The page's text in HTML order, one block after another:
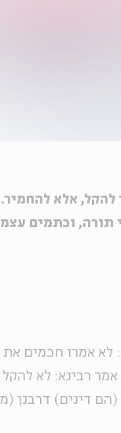
אלא
תורה, וכתמים
לא אמרו חכמים
רבינא: לא להקל
דינים) דרבנן